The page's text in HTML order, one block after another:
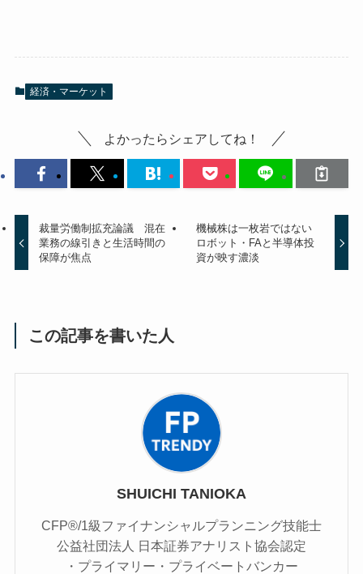
経済・マーケット
よかったらシェアしてね！
裁量労働制拡充論議 混在
業務の線引きと生活時間の
保障が焦点
機械株は一枚岩ではない
ロボット・FAと半導体投
資が映す濃淡
この記事を書いた人
SHUICHI TANIOKA
CFP®/1級ファイナンシャルプランニング技能士
公益社団法人 日本証券アナリスト協会認定
・プライマリー・プライベートバンカー